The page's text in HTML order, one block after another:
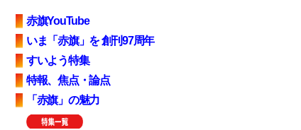
赤旗YouTube
いま「赤旗」を 創刊97周年
すいよう特集
特報、焦点・論点
「赤旗」の魅力